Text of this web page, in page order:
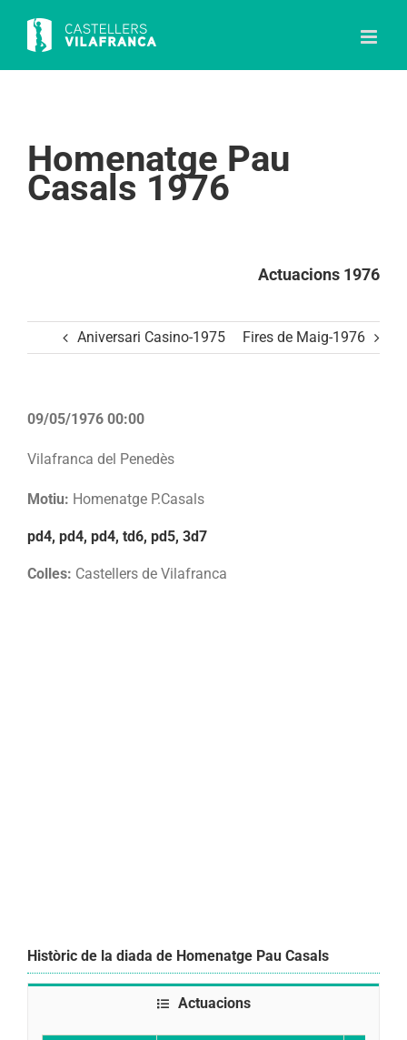
content
Homenatge Pau
Casals 1976
Actuacions 1976
Aniversari Casino-1975 Fires de Maig-1976
09/05/1976 00:00
Vilafranca del Penedès
Motiu: Homenatge P.Casals
pd4, pd4, pd4, td6, pd5, 3d7
Colles: Castellers de Vilafranca
Històric de la diada de Homenatge Pau Casals
Actuacions